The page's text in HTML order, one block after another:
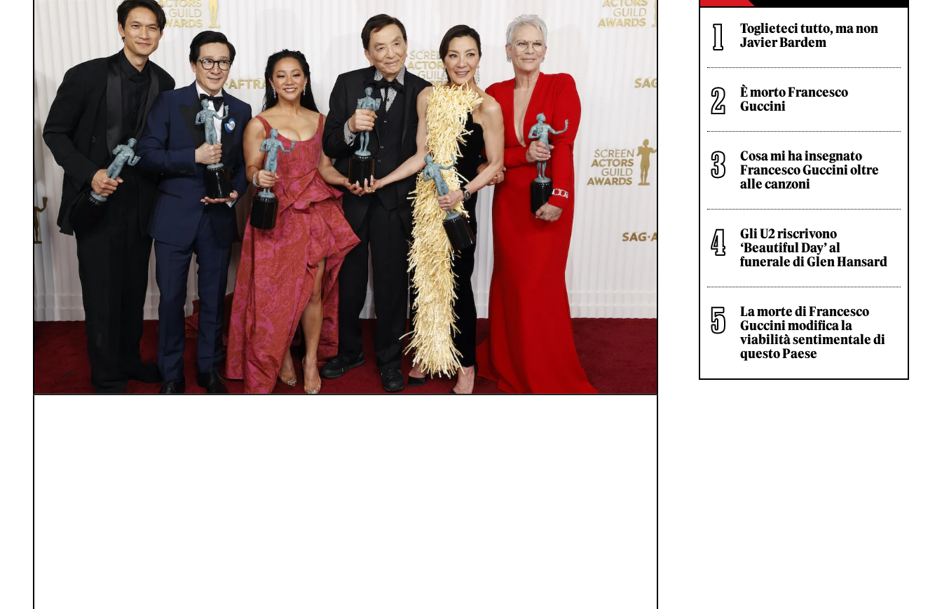
Toglieteci tutto, ma non
Javier Bardem
È morto Francesco
Guccini
Cosa mi ha insegnato
Francesco Guccini oltre
alle canzoni
Gli U2 riscrivono
‘Beautiful Day’ al
funerale di Glen Hansard
La morte di Francesco
Guccini modifica la
viabilità sentimentale di
questo Paese